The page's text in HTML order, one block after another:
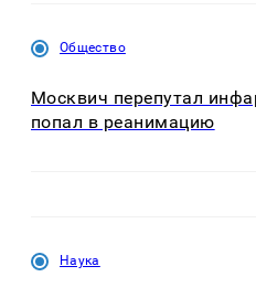
Общество
Москвич перепутал
попал в реанимацию
Наука